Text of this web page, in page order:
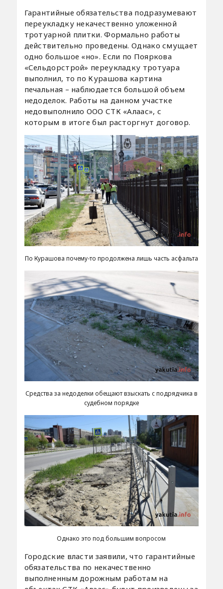
Гарантийные обязательства подразумевают
переукладку некачественно уложенной
тротуарной плитки. Формально работы
действительно проведены. Однако смущает
одно большое «но». Если по Пояркова
«Сельдорстрой» переукладку тротуара
выполнил, то по Курашова картина
печальная – наблюдается большой объем
недоделок. Работы на данном участке
недовыполнило ООО СТК «Алаас», с
которым в итоге был расторгнут договор.
По Курашова почему-то продолжена лишь часть асфальта
Средства за недоделки обещают взыскать с подрядчика в
судебном порядке
Однако это под большим вопросом
Городские власти заявили, что гарантийные
обязательства по некачественно
выполненным дорожным работам на